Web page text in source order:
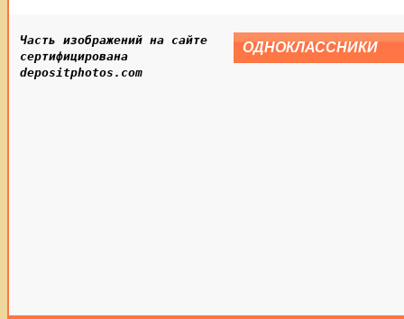
Часть изображений на сайте
сертифицирована
depositphotos.com
ОДНОКЛАССНИКИ